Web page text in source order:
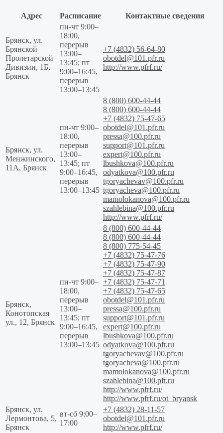
Адрес Расписание Контактные сведения
Брянск, ул.
Брянской
Пролетарской
Дивизии, 1Б,
Брянск
пн-чт 9:00–
18:00,
перерыв
13:00–
13:45; пт
9:00–16:45,
перерыв
13:00–13:45
+7 (4832) 56-64-80
obotdel@101.pfr.ru
http://www.pfrf.ru/
Брянск, ул.
Менжинского,
11А, Брянск
пн-чт 9:00–
18:00,
перерыв
13:00–
13:45; пт
9:00–16:45,
перерыв
13:00–13:45
8 (800) 600-44-44
8 (800) 600-44-44
+7 (4832) 75-47-65
obotdel@101.pfr.ru
pressa@100.pfr.ru
support@101.pfr.ru
expert@100.pfr.ru
lbushkova@100.pfr.ru
odyatkova@100.pfr.ru
tgoryachevav@100.pfr.ru
tgoryacheva@100.pfr.ru
mamolokanova@100.pfr.ru
szahlebina@100.pfr.ru
http://www.pfrf.ru/
Брянск,
Конотопская
ул., 12, Брянск
пн-чт 9:00–
18:00,
перерыв
13:00–
13:45; пт
9:00–16:45,
перерыв
13:00–13:45
8 (800) 600-44-44
8 (800) 600-44-44
8 (800) 775-54-45
+7 (4832) 75-47-76
+7 (4832) 75-47-90
+7 (4832) 75-47-87
+7 (4832) 75-47-71
+7 (4832) 75-47-65
obotdel@101.pfr.ru
pressa@100.pfr.ru
support@101.pfr.ru
expert@100.pfr.ru
lbushkova@100.pfr.ru
odyatkova@100.pfr.ru
tgoryachevav@100.pfr.ru
tgoryacheva@100.pfr.ru
mamolokanova@100.pfr.ru
szahlebina@100.pfr.ru
http://www.pfrf.ru/
http://www.pfrf.ru/ot_bryansk
Брянск, ул.
Лермонтова, 5,
Брянск
вт-сб 9:00–
17:00
+7 (4832) 28-11-57
obotdel@101.pfr.ru
http://www.pfrf.ru/